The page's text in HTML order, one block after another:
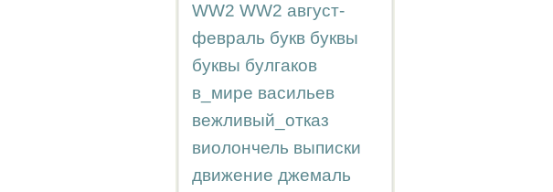
WW2 WW2 август-
февраль букв буквы
буквы булгаков
в_мире васильев
вежливый_отказ
виолончель выписки
движение джемаль